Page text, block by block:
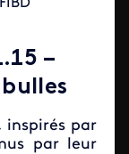
–
inspirés par
par leur